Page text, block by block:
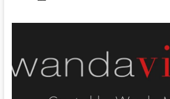
Episodio
Parte